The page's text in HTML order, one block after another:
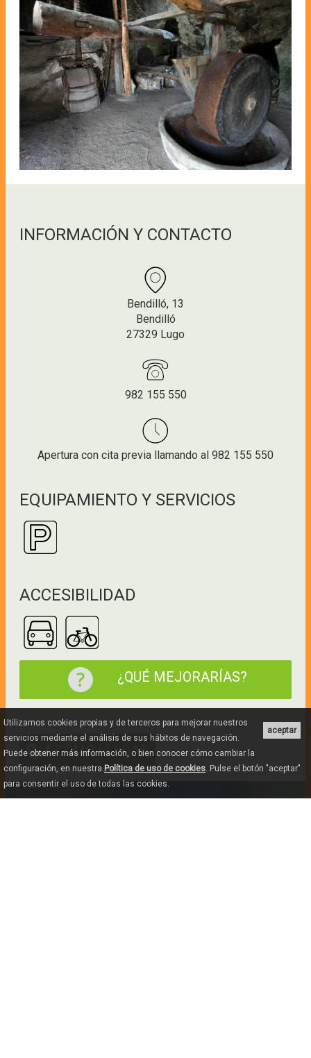
INFORMACIÓN Y CONTACTO
Bendilló, 13
Bendilló
27329 Lugo
982 155 550
Apertura con cita previa llamando al 982 155 550
EQUIPAMIENTO Y SERVICIOS
ACCESIBILIDAD
¿QUÉ MEJORARÍAS?
CÓMO LLEGAR
aceptar
Utilizamos cookies propias y de terceros para mejorar nuestros
servicios mediante el análisis de sus hábitos de navegación.
Puede obtener más información, o bien conocer cómo cambiar la
configuración, en nuestra Política de uso de cookies. Pulse el botón "aceptar"
para consentir el uso de todas las cookies.